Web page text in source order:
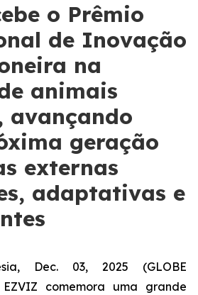
o Prêmio
de Inovação
na
animais
avançando
geração
externas
adaptativas e
Dec. 03, 2025 (GLOBE
comemora uma grande